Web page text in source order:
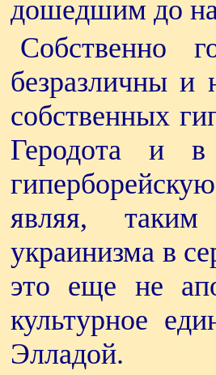
дошедшим до
Собственно
безразличны и
собственных
Геродота и
являя,
украинизма в
это еще не
культурное
Элладой.